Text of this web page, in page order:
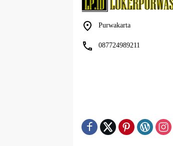
Purwakarta
087724989211